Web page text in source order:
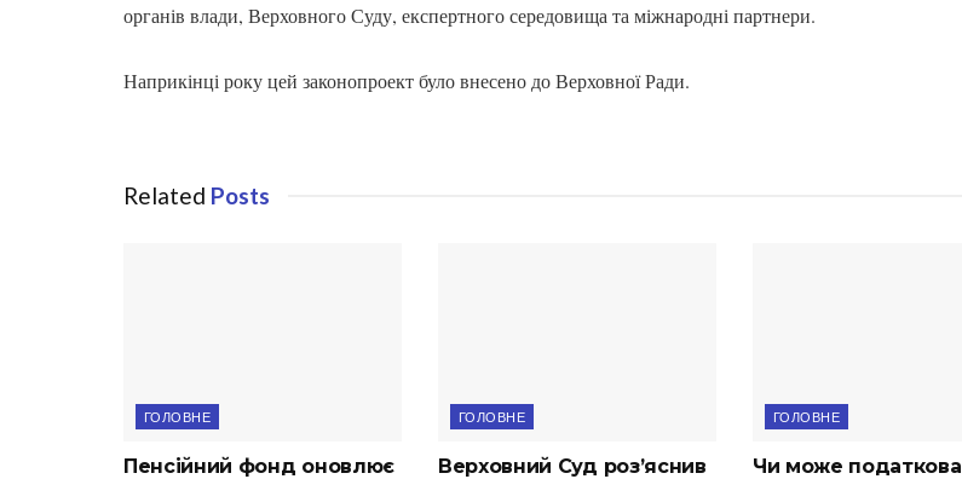
органів влади, Верховного Суду, експертного середовища та міжнародні партнери.
Наприкінці року цей законопроект було внесено до Верховної Ради.
Related Posts
ГОЛОВНЕ
Пенсійний фонд оновлює
ГОЛОВНЕ
Верховний Суд роз’яснив
ГОЛОВНЕ
Чи може податкова